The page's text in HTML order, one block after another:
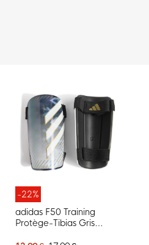
-22%
adidas F50 Training
Protège-Tibias Gris